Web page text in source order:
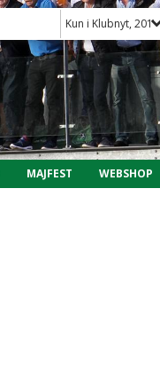
Kun i Klubnyt, 2017
MAJFEST WEBSHOP